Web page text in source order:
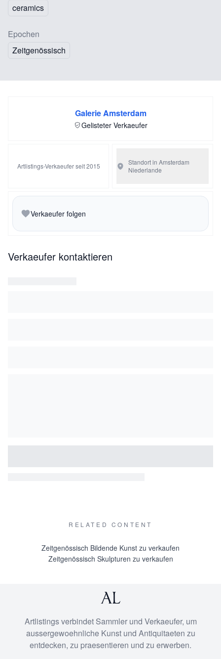
ceramics
Epochen
Zeitgenössisch
Galerie Amsterdam
Gelisteter Verkaeufer
Artlistings-Verkaeufer seit 2015
Standort in Amsterdam
Niederlande
Verkaeufer folgen
Verkaeufer kontaktieren
RELATED CONTENT
Zeitgenössisch Bildende Kunst zu verkaufen
Zeitgenössisch Skulpturen zu verkaufen
Artlistings verbindet Sammler und Verkaeufer, um
aussergewoehnliche Kunst und Antiquitaeten zu
entdecken, zu praesentieren und zu erwerben.